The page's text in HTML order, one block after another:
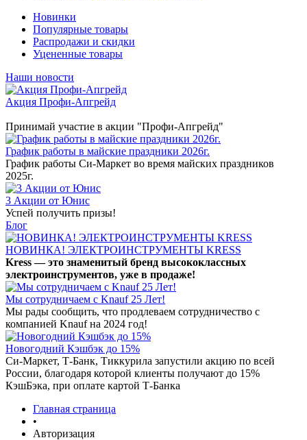
Новинки
Популярные товары
Распродажи и скидки
Уцененные товары
Наши новости
Акция Профи-Апгрейд
Принимай участие в акции "Профи-Апгрейд"
График работы в майские праздники 2026г.
График работы Си-Маркет во время майских праздников
2025г.
3 Акции от Юнис
Успей получить призы!
Блог
НОВИНКА! ЭЛЕКТРОИНСТРУМЕНТЫ KRESS
Kress — это знаменитый бренд высококлассных
электроинструментов, уже в продаже!
Мы сотрудничаем с Knauf 25 Лет!
Мы рады сообщить, что продлеваем сотрудничество с
компанией Knauf на 2024 год!
Новогодний Кэшбэк до 15%
Си-Маркет, Т-Банк, Тиккурила запустили акцию по всей
России, благодаря которой клиенты получают до 15%
КэшБэка, при оплате картой Т-Банка
Главная страница
•
Авторизация